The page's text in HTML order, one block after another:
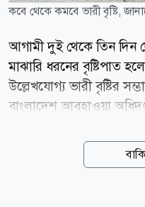
কবে থেকে কমবে ভারী বৃষ্টি,
আগামী দুই থেকে তিন দিন
মাঝারি ধরনের বৃষ্টিপাত
উল্লেখযোগ্য ভারী বৃষ্টির
বাংলাদেশ আবহাওয়া
কমে আসবে এবং সেপ্টেম্বর
থেকে মাঝারি বৃষ্টি হতে